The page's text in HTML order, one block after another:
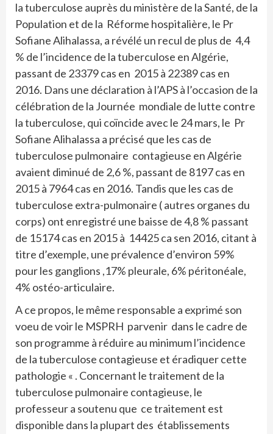
la tuberculose auprès du ministère de la Santé, de la
Population et de la Réforme hospitalière, le Pr
Sofiane Alihalassa, a révélé un recul de plus de 4,4
% de l’incidence de la tuberculose en Algérie,
passant de 23379 cas en 2015 à 22389 cas en
2016. Dans une déclaration à l’APS à l’occasion de la
célébration de la Journée mondiale de lutte contre
la tuberculose, qui coïncide avec le 24 mars, le Pr
Sofiane Alihalassa a précisé que les cas de
tuberculose pulmonaire contagieuse en Algérie
avaient diminué de 2,6 %, passant de 8197 cas en
2015 à 7964 cas en 2016. Tandis que les cas de
tuberculose extra-pulmonaire ( autres organes du
corps) ont enregistré une baisse de 4,8 % passant
de 15174 cas en 2015 à 14425 ca sen 2016, citant à
titre d’exemple, une prévalence d’environ 59%
pour les ganglions ,17% pleurale, 6% péritonéale,
4% ostéo-articulaire.
A ce propos, le même responsable a exprimé son
voeu de voir le MSPRH parvenir dans le cadre de
son programme à réduire au minimum l’incidence
de la tuberculose contagieuse et éradiquer cette
pathologie « . Concernant le traitement de la
tuberculose pulmonaire contagieuse, le
professeur a soutenu que ce traitement est
disponible dans la plupart des établissements